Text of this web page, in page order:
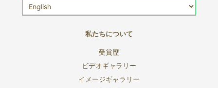
私たちについて
受賞歴
ビデオギャラリー
イメージギャラリー